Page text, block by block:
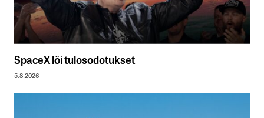
SpaceX löi tulosodotukset
5.8.2026